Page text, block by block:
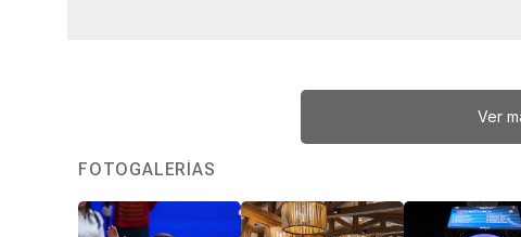
Ver
FOTOGALERÍAS